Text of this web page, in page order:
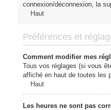
connexion/déconnexion, la
Haut
Préférences et
Comment modifier mes
Tous vos réglages (si vous
affiché en haut de toutes les
Haut
Les heures ne sont pas